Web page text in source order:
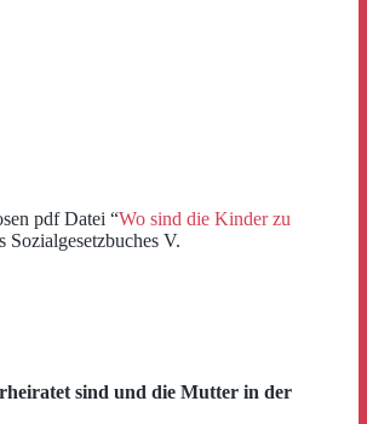
pdf Datei “Wo sind die Kinder zu
V.
sind und die Mutter in der